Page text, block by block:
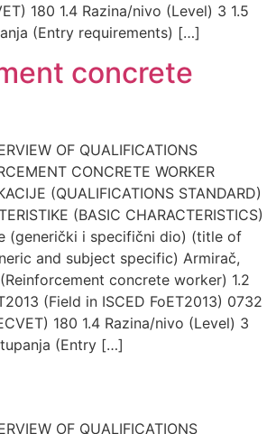
180 1.4 Razina/nivo (Level) 3 1.5
(Entry requirements) […]
concrete
OF QUALIFICATIONS
CONCRETE WORKER
(QUALIFICATIONS STANDARD)
(BASIC CHARACTERISTICS)
(generički i specifični dio) (title of
and subject specific) Armirač,
concrete worker) 1.2
(Field in ISCED FoET2013) 0732
180 1.4 Razina/nivo (Level) 3
(Entry […]
OF QUALIFICATIONS